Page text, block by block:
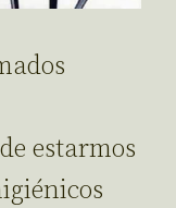
estarmos